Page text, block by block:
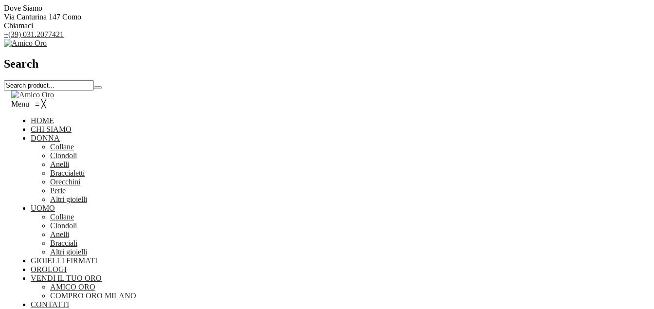
Dove Siamo
Via Canturina 147 Como
Chiamaci
+(39) 031.2077421
Search
Menu ≡ ╳
HOME
CHI SIAMO
DONNA
Collane
Ciondoli
Anelli
Braccialetti
Orecchini
Perle
Altri gioielli
UOMO
Collane
Ciondoli
Anelli
Bracciali
Altri gioielli
GIOIELLI FIRMATI
OROLOGI
VENDI IL TUO ORO
AMICO ORO
COMPRO ORO MILANO
CONTATTI